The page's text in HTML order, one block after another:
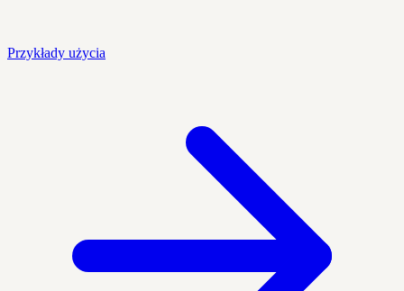
Przykłady użycia